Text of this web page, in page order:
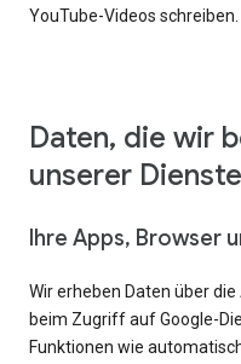
YouTube-Videos schreiben.
Daten, die wir
unserer
Ihre Apps, Browser
Wir erheben Daten über
beim Zugriff auf Google-
Funktionen wie